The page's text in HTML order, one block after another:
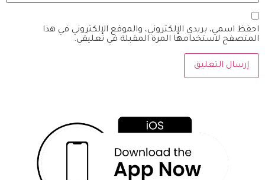
احفظ اسمي، بريدي الإلكتروني، والموقع الإلكتروني في هذا
المتصفح لاستخدامها المرة المقبلة في تعليقي.